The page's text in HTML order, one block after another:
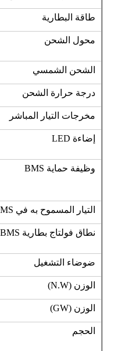
طاقة البطارية
محول الشحن
الشحن الشمسي
درجة حرارة الشحن
مخرجات التيار المباشر
إضاءة LED
وظيفة حماية BMS
التيار المسموح به في BMS
نطاق فولتاج بطارية BMS
ضوضاء التشغيل
الوزن (N.W)
الوزن (GW)
الحجم